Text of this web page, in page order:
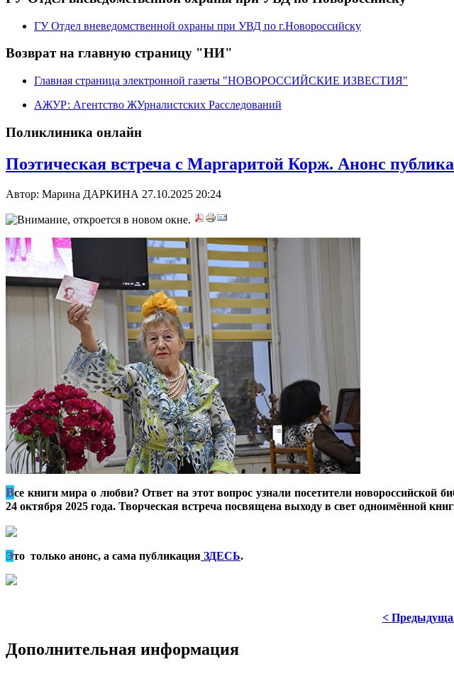
ГУ Отдел вневедомственной охраны при УВД по г.Новороссийску
Возврат на главную страницу "НИ"
Главная страница электронной газеты "НОВОРОССИЙСКИЕ ИЗВЕСТИЯ"
АЖУР: Агентство ЖУрналистских Расследований
Поликлиника онлайн
Поэтическая встреча с Маргаритой Корж. Анонс
Автор: Марина ДАРКИНА 27.10.2025 20:24
Все книги мира о любви? Ответ на этот вопрос узнали посетители новороссийской
24 октября 2025 года. Творческая встреча посвящена выходу в свет одноимённой
Это только анонс, а сама публикация ЗДЕСЬ.
<
Дополнительная информация